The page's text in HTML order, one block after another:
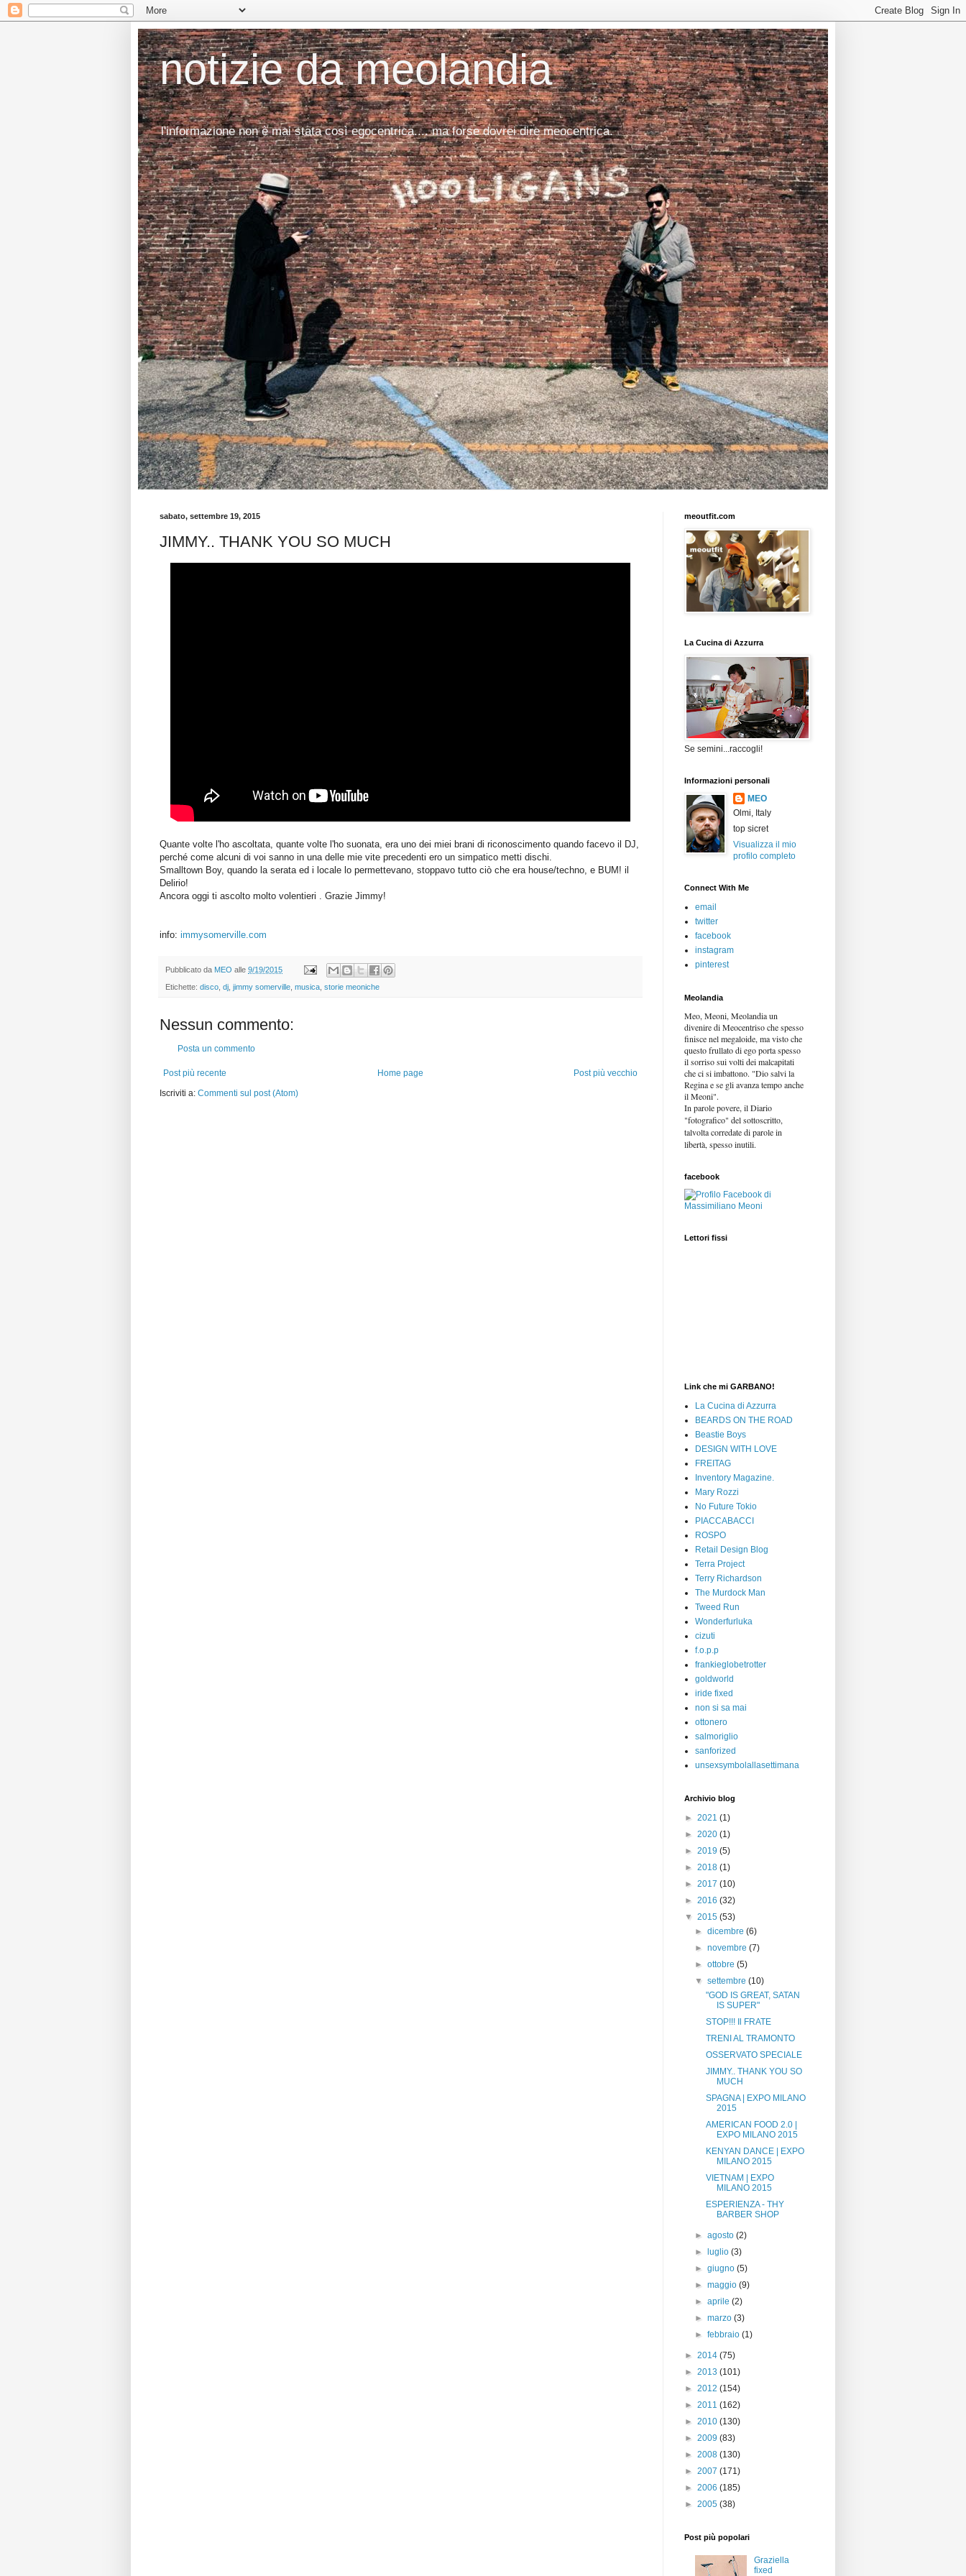
notizie da meolandia
l'informazione non è mai stata così egocentrica.... ma forse dovrei dire meocentrica.
sabato, settembre 19, 2015
JIMMY.. THANK YOU SO MUCH
Quante volte l'ho ascoltata, quante volte l'ho suonata, era uno dei miei brani di riconoscimento quando facevo il DJ,
perché come alcuni di voi sanno in una delle mie vite precedenti ero un simpatico metti dischi.
Smalltown Boy, quando la serata ed i locale lo permettevano, stoppavo tutto ciò che era house/techno, e BUM! il
Delirio!
Ancora oggi ti ascolto molto volentieri . Grazie Jimmy!
info: immysomerville.com
Pubblicato da MEO alle 9/19/2015
Etichette: disco dj jimmy somerville musica storie meoniche
Nessun commento:
Posta un commento
Post più recente Post più vecchio
Home page
Iscriviti a: Commenti sul post (Atom)
meoutfit.com
La Cucina di Azzurra
Se semini...raccogli!
Informazioni personali
MEO
Olmi, Italy
top sicret
Visualizza il mio
profilo completo
Connect With Me
email
twitter
facebook
instagram
pinterest
Meolandia
Meo, Meoni, Meolandia un
divenire di Meocentriso che spesso
finisce nel megaloide, ma visto che
questo frullato di ego porta spesso
il sorriso sui volti dei malcapitati
che ci si imbattono. "Dio salvi la
Regina e se gli avanza tempo anche
il Meoni".
In parole povere, il Diario
"fotografico" del sottoscritto,
talvolta corredate di parole in
libertà, spesso inutili.
facebook
Lettori fissi
Link che mi GARBANO!
La Cucina di Azzurra
BEARDS ON THE ROAD
Beastie Boys
DESIGN WITH LOVE
FREITAG
Inventory Magazine.
Mary Rozzi
No Future Tokio
PIACCABACCI
ROSPO
Retail Design Blog
Terra Project
Terry Richardson
The Murdock Man
Tweed Run
Wonderfurluka
cizuti
f.o.p.p
frankieglobetrotter
goldworld
iride fixed
non si sa mai
ottonero
salmoriglio
sanforized
unsexsymbolallasettimana
Archivio blog
► 2021 (1)
► 2020 (1)
► 2019 (5)
► 2018 (1)
► 2017 (10)
► 2016 (32)
▼ 2015 (53)
►dicembre(6)
►novembre(7)
►ottobre(5)
▼settembre(10)
"GOD IS GREAT, SATAN
IS SUPER"
STOP!!! Il FRATE
TRENI AL TRAMONTO
OSSERVATO SPECIALE
JIMMY.. THANK YOU SO
MUCH
SPAGNA | EXPO MILANO
2015
AMERICAN FOOD 2.0 |
EXPO MILANO 2015
KENYAN DANCE | EXPO
MILANO 2015
VIETNAM | EXPO
MILANO 2015
ESPERIENZA - THY
BARBER SHOP
►agosto(2)
►
luglio(3)
►giugno(5)
►maggio(9)
►aprile(2)
►marzo(3)
►febbraio(1)
► 2014 (75)
► 2013 (101)
► 2012 (154)
► 2011 (162)
► 2010 (130)
► 2009 (83)
► 2008 (130)
► 2007 (171)
► 2006 (185)
► 2005 (38)
Post più popolari
Graziella
fixed